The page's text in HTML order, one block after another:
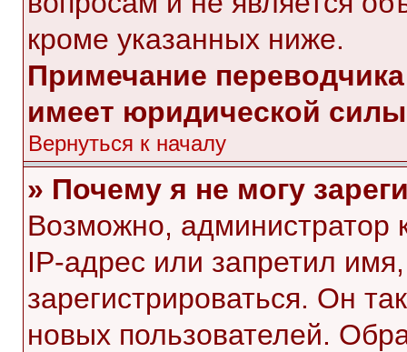
кроме указанных ниже.
Примечание
имеет юридической
Вернуться к началу
» Почему я не могу
Возможно, администратор
IP-адрес или запретил
зарегистрироваться. Он
новых пользователей.